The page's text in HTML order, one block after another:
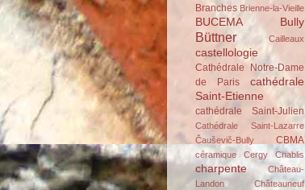
Branches Brienne-la-Vieille
BUCEMA Bully
Büttner Cailleaux
castellologie
Cathédrale Notre-Dame
de Paris
cathédrale
Saint-Etienne
cathédrale Saint-Julien
Cathédrale Saint-Lazarre
Čauševič-Bully
CBMA
céramique Cergy Chablis
charpente
Château-
Landon
Châteauneuf